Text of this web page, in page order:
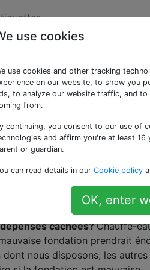
rechercher
de
une maison de
l'emplacement, les voisins, etc.
réparer nous-mêmes?Aucun
cachées?Chauffe-
fondation prendrait
nous disposons; les
use cookies
use cookies and other tracking
on our website, to show you
to analyze our website traffic, and
from.
continuing, you consent to our use of
and affirm you're at least
or guardian.
can read details in our Cookie policy
OK, enter